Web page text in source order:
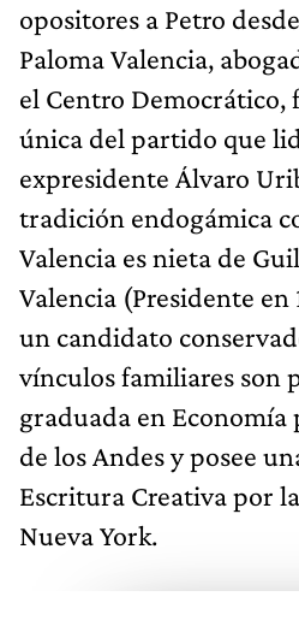
opositores a Petro
Paloma Valencia,
el Centro Democrático,
única del partido que
expresidente Álvaro
tradición endogámica
Valencia es nieta de
Valencia (Presidente en
un candidato
vínculos familiares son
graduada en
de los Andes y posee
Escritura Creativa por
Nueva York.